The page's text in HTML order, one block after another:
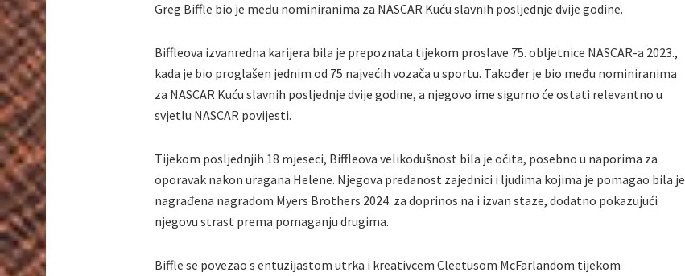
Greg Biffle bio je među nominiranima za NASCAR Kuću slavnih posljednje dvije godine.
Biffleova izvanredna karijera bila je prepoznata tijekom proslave 75. obljetnice NASCAR-a 2023.,
kada je bio proglašen jednim od 75 najvećih vozača u sportu. Također je bio među nominiranima
za NASCAR Kuću slavnih posljednje dvije godine, a njegovo ime sigurno će ostati relevantno u
svjetlu NASCAR povijesti.
Tijekom posljednjih 18 mjeseci, Biffleova velikodušnost bila je očita, posebno u naporima za
oporavak nakon uragana Helene. Njegova predanost zajednici i ljudima kojima je pomagao bila je
nagrađena nagradom Myers Brothers 2024. za doprinos na i izvan staze, dodatno pokazujući
njegovu strast prema pomaganju drugima.
Biffle se povezao s entuzijastom utrka i kreativcem Cleetusom McFarlandom tijekom